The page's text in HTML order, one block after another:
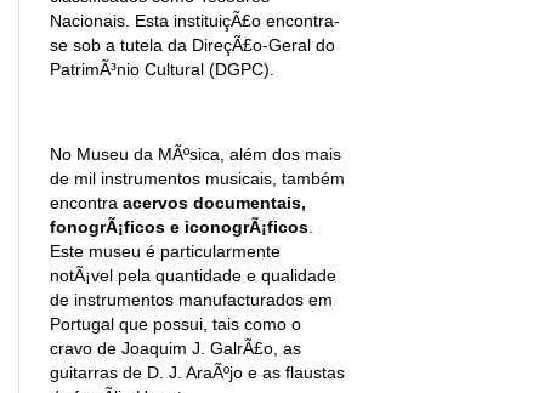
Nacionais. Esta instituiçÃ£o encontra-
se sob a tutela da DireçÃ£o-Geral do
PatrimÃ³nio Cultural (DGPC).
No Museu da MÃºsica, além dos mais
de mil instrumentos musicais, também
encontra acervos documentais,
fonogrÃ¡ficos e iconogrÃ¡ficos
Este museu é particularmente
notÃ¡vel pela quantidade e qualidade
de instrumentos manufacturados em
Portugal que possui, tais como o
cravo de Joaquim J. GalrÃ£o, as
guitarras de D. J. AraÃºjo e as flaustas